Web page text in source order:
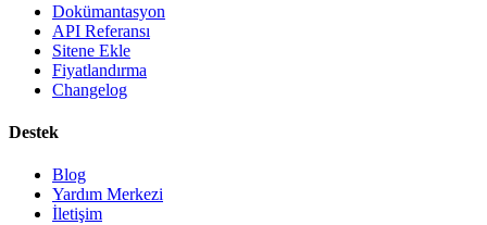
Dokümantasyon
API Referansı
Sitene Ekle
Fiyatlandırma
Changelog
Destek
Blog
Yardım Merkezi
İletişim